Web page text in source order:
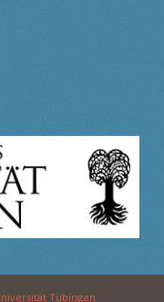
Tübingen